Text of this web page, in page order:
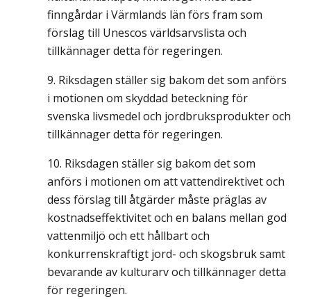
finngårdar i Värmlands län förs fram som
förslag till Unescos världsarvslista och
tillkännager detta för regeringen.
Riksdagen ställer sig bakom det som anförs
i motionen om skyddad beteckning för
svenska livsmedel och jordbruksprodukter och
tillkännager detta för regeringen.
Riksdagen ställer sig bakom det som
anförs i motionen om att vattendirektivet och
dess förslag till åtgärder måste präglas av
kostnadseffektivitet och en balans mellan god
vattenmiljö och ett hållbart och
konkurrenskraftigt jord- och skogsbruk samt
bevarande av kulturarv och tillkännager detta
för regeringen.